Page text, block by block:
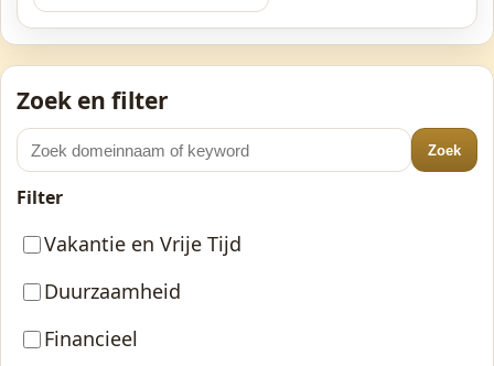
Zoek en filter
Zoek
Filter
Vakantie en Vrije Tijd
Duurzaamheid
Financieel